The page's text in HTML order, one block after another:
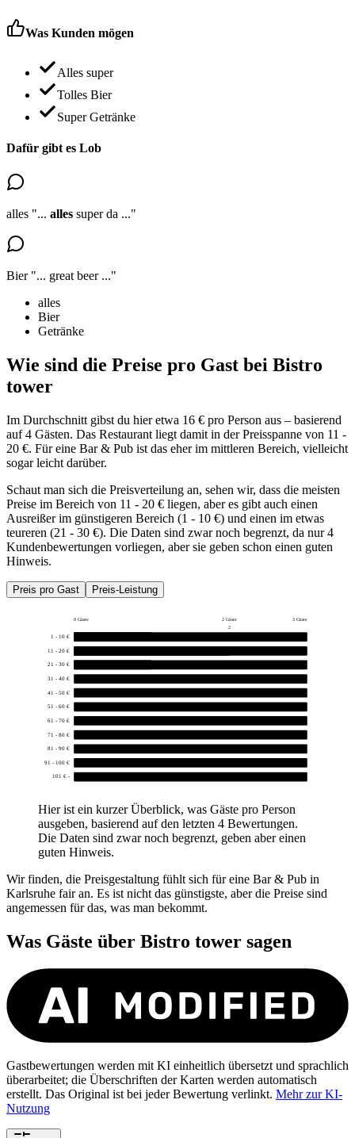
Was Kunden mögen
Alles super
Tolles Bier
Super Getränke
Dafür gibt es Lob
alles "... alles super da ..."
Bier "... great beer..."
alles
Bier
Getränke
Wie sind die Preise pro Gast bei Bistro
tower
Im Durchschnitt gibst du hier etwa 16 € pro Person aus – basierend
auf 4 Gästen. Das Restaurant liegt damit in der Preisspanne von 11 -
20 €. Für eine Bar & Pub ist das eher im mittleren Bereich, vielleicht
sogar leicht darüber.
Schaut man sich die Preisverteilung an, sehen wir, dass die meisten
Preise im Bereich von 11 - 20 € liegen, aber es gibt auch einen
Ausreißer im günstigeren Bereich (1 - 10 €) und einen im etwas
teureren (21 - 30 €). Die Daten sind zwar noch begrenzt, da nur 4
Kundenbewertungen vorliegen, aber sie geben schon einen guten
Hinweis.
Preis pro Gast Preis-Leistung
0 Gäste 2 Gäste 3 Gäste
2
1 - 10 €
11 - 20 €
21 - 30 €
31 - 40 €
41 - 50 €
51 - 60 €
61 - 70 €
71 - 80 €
81 - 90 €
91 - 100 €
101 € -
Hier ist ein kurzer Überblick, was Gäste pro Person
ausgeben, basierend auf den letzten 4 Bewertungen.
Die Daten sind zwar noch begrenzt, geben aber einen
guten Hinweis.
Wir finden, die Preisgestaltung fühlt sich für eine Bar & Pub in
Karlsruhe fair an. Es ist nicht das günstigste, aber die Preise sind
angemessen für das, was man bekommt.
Was Gäste über Bistro tower sagen
Gastbewertungen werden mit KI einheitlich übersetzt und sprachlich
überarbeitet; die Überschriften der Karten werden automatisch
erstellt. Das Original ist bei jeder Bewertung verlinkt. Mehr zur KI-
Nutzung